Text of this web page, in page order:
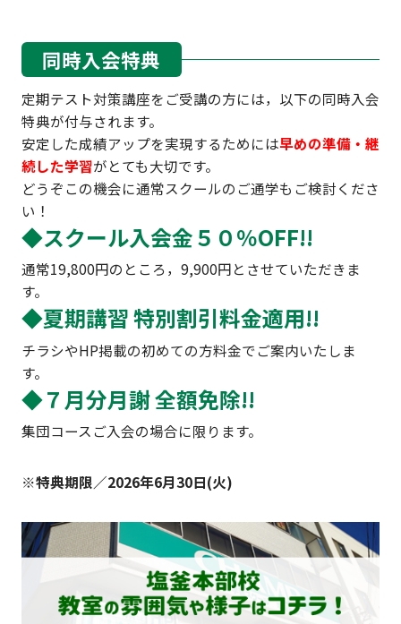
同時入会特典
定期テスト対策講座をご受講の方には，以下の同時入会
特典が付与されます。
安定した成績アップを実現するためには早めの準備・継
続した学習がとても大切です。
どうぞこの機会に通常スクールのご通学もご検討くださ
い！
◆スクール入会金５０％OFF!!
通常19,800円のところ，9,900円とさせていただきま
す。
◆夏期講習 特別割引料金適用!!
チラシやHP掲載の初めての方料金でご案内いたしま
す。
◆７月分月謝 全額免除!!
集団コースご入会の場合に限ります。
※特典期限／2026年6月30日(火)